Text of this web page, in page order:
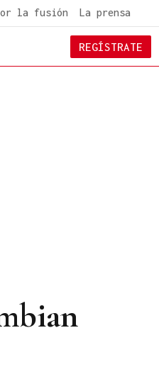
la fusión La prensa
REGÍSTRATE